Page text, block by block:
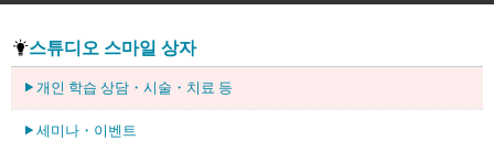
스튜디오 스마일 상자
개인 학습 상담・시술・치료 등
세미나・이벤트